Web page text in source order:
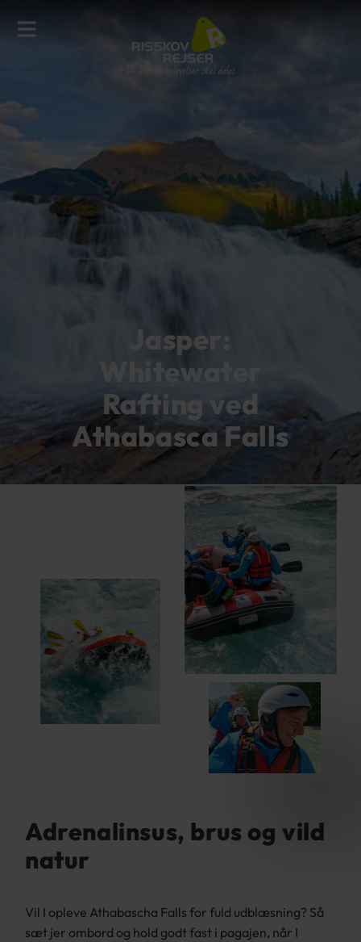
Jasper:
Whitewater
Rafting ved
Athabasca Falls
Adrenalinsus, brus og vild
natur
Vil I opleve Athabascha Falls for fuld udblæsning? Så
sæt jer ombord og hold godt fast i pagajen, når I